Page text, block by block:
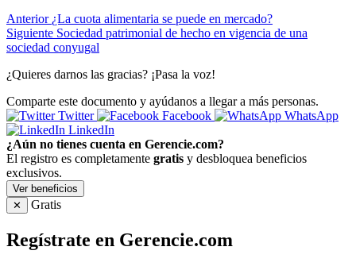
Anterior ¿La cuota alimentaria se puede en mercado?
Siguiente Sociedad patrimonial de hecho en vigencia de una
sociedad conyugal
¿Quieres darnos las gracias? ¡Pasa la voz!
Comparte este documento y ayúdanos a llegar a más personas.
Twitter
Facebook
WhatsApp
LinkedIn
¿Aún no tienes cuenta en Gerencie.com?
El registro es completamente gratis y desbloquea beneficios
exclusivos.
Ver beneficios
✕
Gratis
Regístrate en Gerencie.com